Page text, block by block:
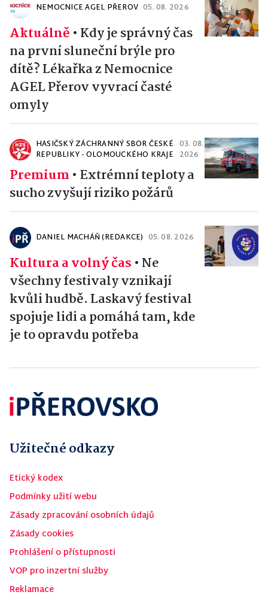
NEMOCNICE AGEL PŘEROV 05. 08. 2026
Aktuálně • Kdy je správný čas
na první sluneční brýle pro
dítě? Lékařka z Nemocnice
AGEL Přerov vyvrací časté
omyly
HASIČSKÝ ZÁCHRANNÝ SBOR ČESKÉ
REPUBLIKY - OLOMOUCKÉHO KRAJE
03. 08.
2026
Premium • Extrémní teploty a
sucho zvyšují riziko požárů
DANIEL MACHÁŇ (REDAKCE) 05. 08. 2026
Kultura a volný čas • Ne
všechny festivaly vznikají
kvůli hudbě. Laskavý festival
spojuje lidi a pomáhá tam, kde
je to opravdu potřeba
Užitečné odkazy
Etický kodex
Podmínky užití webu
Zásady zpracování osobních údajů
Zásady cookies
Prohlášení o přístupnosti
VOP pro inzertní služby
Reklamace